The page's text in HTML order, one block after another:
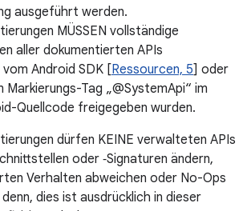
ausgeführt werden.
MÜSSEN vollständige
aller dokumentierten APIs
Android SDK [Ressourcen, 5] oder
Markierungs-Tag „@SystemApi“ im
Quellcode freigegeben wurden.
dürfen KEINE verwalteten APIs
oder ‑Signaturen ändern,
Verhalten abweichen oder No-Ops
dies ist ausdrücklich in dieser